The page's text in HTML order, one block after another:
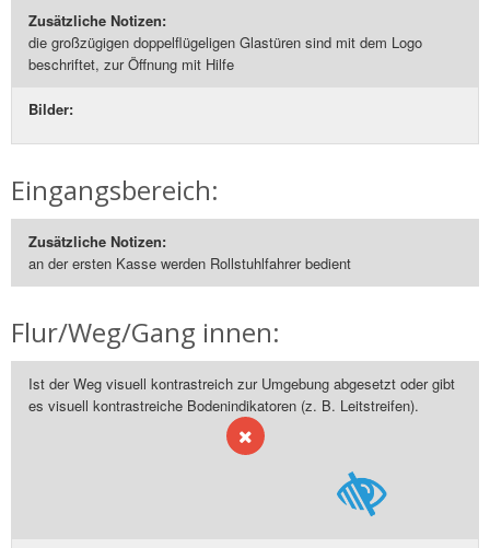
Zusätzliche Notizen:
die großzügigen doppelflügeligen Glastüren sind mit dem Logo
beschriftet, zur Öffnung mit Hilfe
Bilder:
Eingangsbereich:
Zusätzliche Notizen:
an der ersten Kasse werden Rollstuhlfahrer bedient
Flur/Weg/Gang innen:
Ist der Weg visuell kontrastreich zur Umgebung abgesetzt oder gibt
es visuell kontrastreiche Bodenindikatoren (z. B. Leitstreifen).